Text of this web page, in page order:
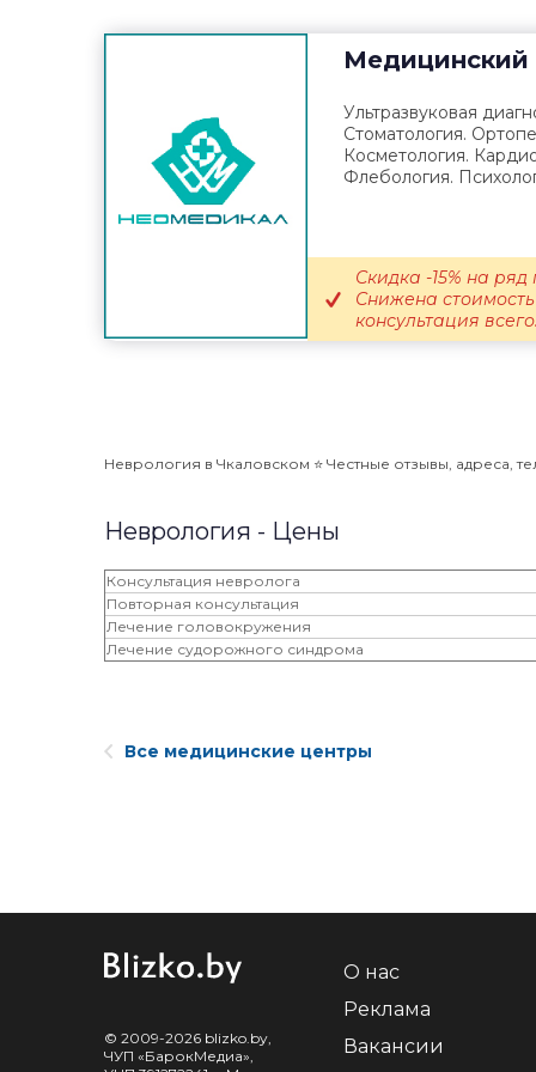
Медицинский
Ультразвуковая
Стоматология.
Косметология.
Флебология.
Скидка -15% на ряд
Снижена
консультация
Неврология в Чкаловском ⭐️ Честные отзывы, адреса,
Неврология - Цены
Консультация невролога
Повторная консультация
Лечение головокружения
Лечение судорожного синдрома
Все медицинские центры
© 2009-2026 blizko.by,
ЧУП «БарокМедиа»,
О нас
Реклама
Вакансии